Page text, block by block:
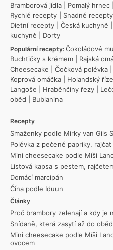
Bramborová jídla
Pomalý hrnec
Rychlé recepty
Snadné recepty
Dietní recepty
Česká kuchyně
kuchyně
Dorty
Populární recepty: Čokoládové
Buchtičky s krémem
Rajská
Cheesecake
Čočková polévka
Koprová omáčka
Holandský
Langoše
Hraběnčiny řezy
oběd
Bublanina
Recepty
Smaženky podle Mirky van Gils
Polévka z pečené papriky, rajčat
Mini cheesecake podle Míši
Listová kapsa s pestem,
Domácí marcipán
Čína podle Iduun
Články
Proč brambory zelenají a kdy je
Snídaně, která zasytí až do
Mini cheesecake podle Míši
ovocem